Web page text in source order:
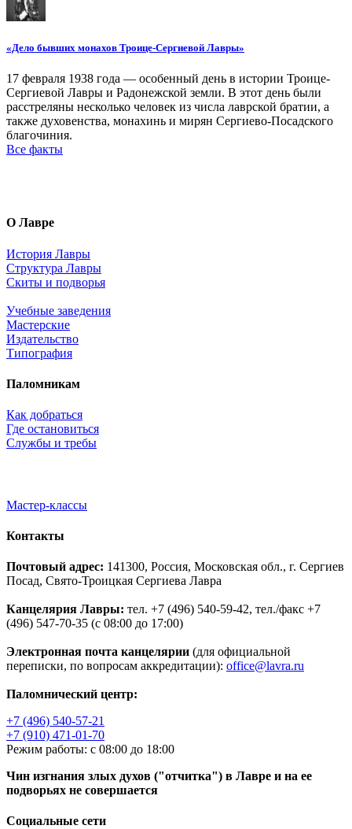
«Дело бывших монахов Троице-Сергиевой Лавры»
17 февраля 1938 года — особенный день в истории Троице-
Сергиевой Лавры и Радонежской земли. В этот день были
расстреляны несколько человек из числа лаврской братии, а
также духовенства, монахинь и мирян Сергиево-Посадского
благочиния.
Все факты
О Лавре
История Лавры
Структура Лавры
Скиты и подворья
Учебные заведения
Мастерские
Издательство
Типография
Паломникам
Как добраться
Где остановиться
Службы и требы
Мастер-классы
Контакты
Почтовый адрес: 141300, Россия, Московская обл., г. Сергиев
Посад, Свято-Троицкая Сергиева Лавра
Канцелярия Лавры: тел. +7 (496) 540-59-42, тел./факс +7
(496) 547-70-35 (с 08:00 до 17:00)
Электронная почта канцелярии (для официальной
переписки, по вопросам аккредитации): office@lavra.ru
Паломнический центр:
+7 (496) 540-57-21
+7 (910) 471-01-70
Режим работы: с 08:00 до 18:00
Чин изгнания злых духов ("отчитка") в Лавре и на ее
подворьях не совершается
Социальные сети